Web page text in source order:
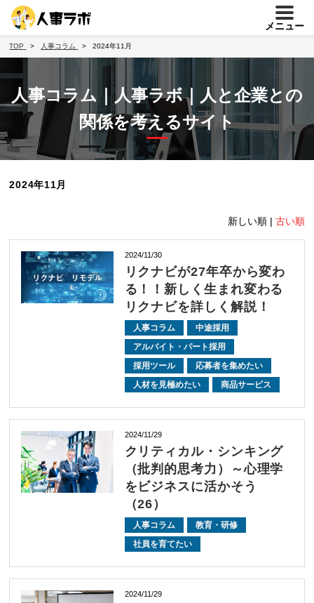
メニュー
TOP 人事コラム 2024年11月
人事コラム｜人事ラボ｜人と企業との
関係を考えるサイト
2024年11月
新しい順 | 古い順
2024/11/30
リクナビが27年卒から変わ
る！！新しく生まれ変わる
リクナビを詳しく解説！
人事コラム
中途採用
アルバイト・パート採用
採用ツール
応募者を集めたい
人材を見極めたい
商品サービス
2024/11/29
クリティカル・シンキング
（批判的思考力）～心理学
をビジネスに活かそう
（26）
人事コラム
教育・研修
社員を育てたい
2024/11/29